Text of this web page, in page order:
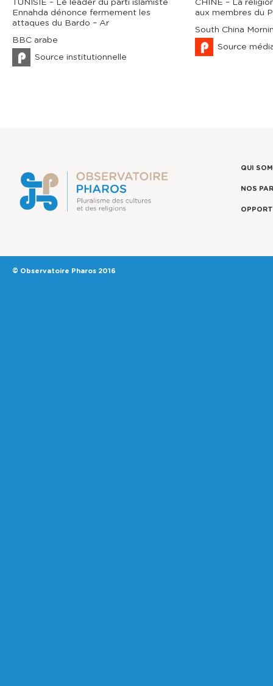
TUNISIE – Le leader du parti islamiste
Ennahda dénonce fermement les
attaques du Bardo – Ar
BBC arabe
Source institutionnelle
CHINE – La
aux membres du
South China
Source
QUI
NOS
© Observatoire Pharos 2016